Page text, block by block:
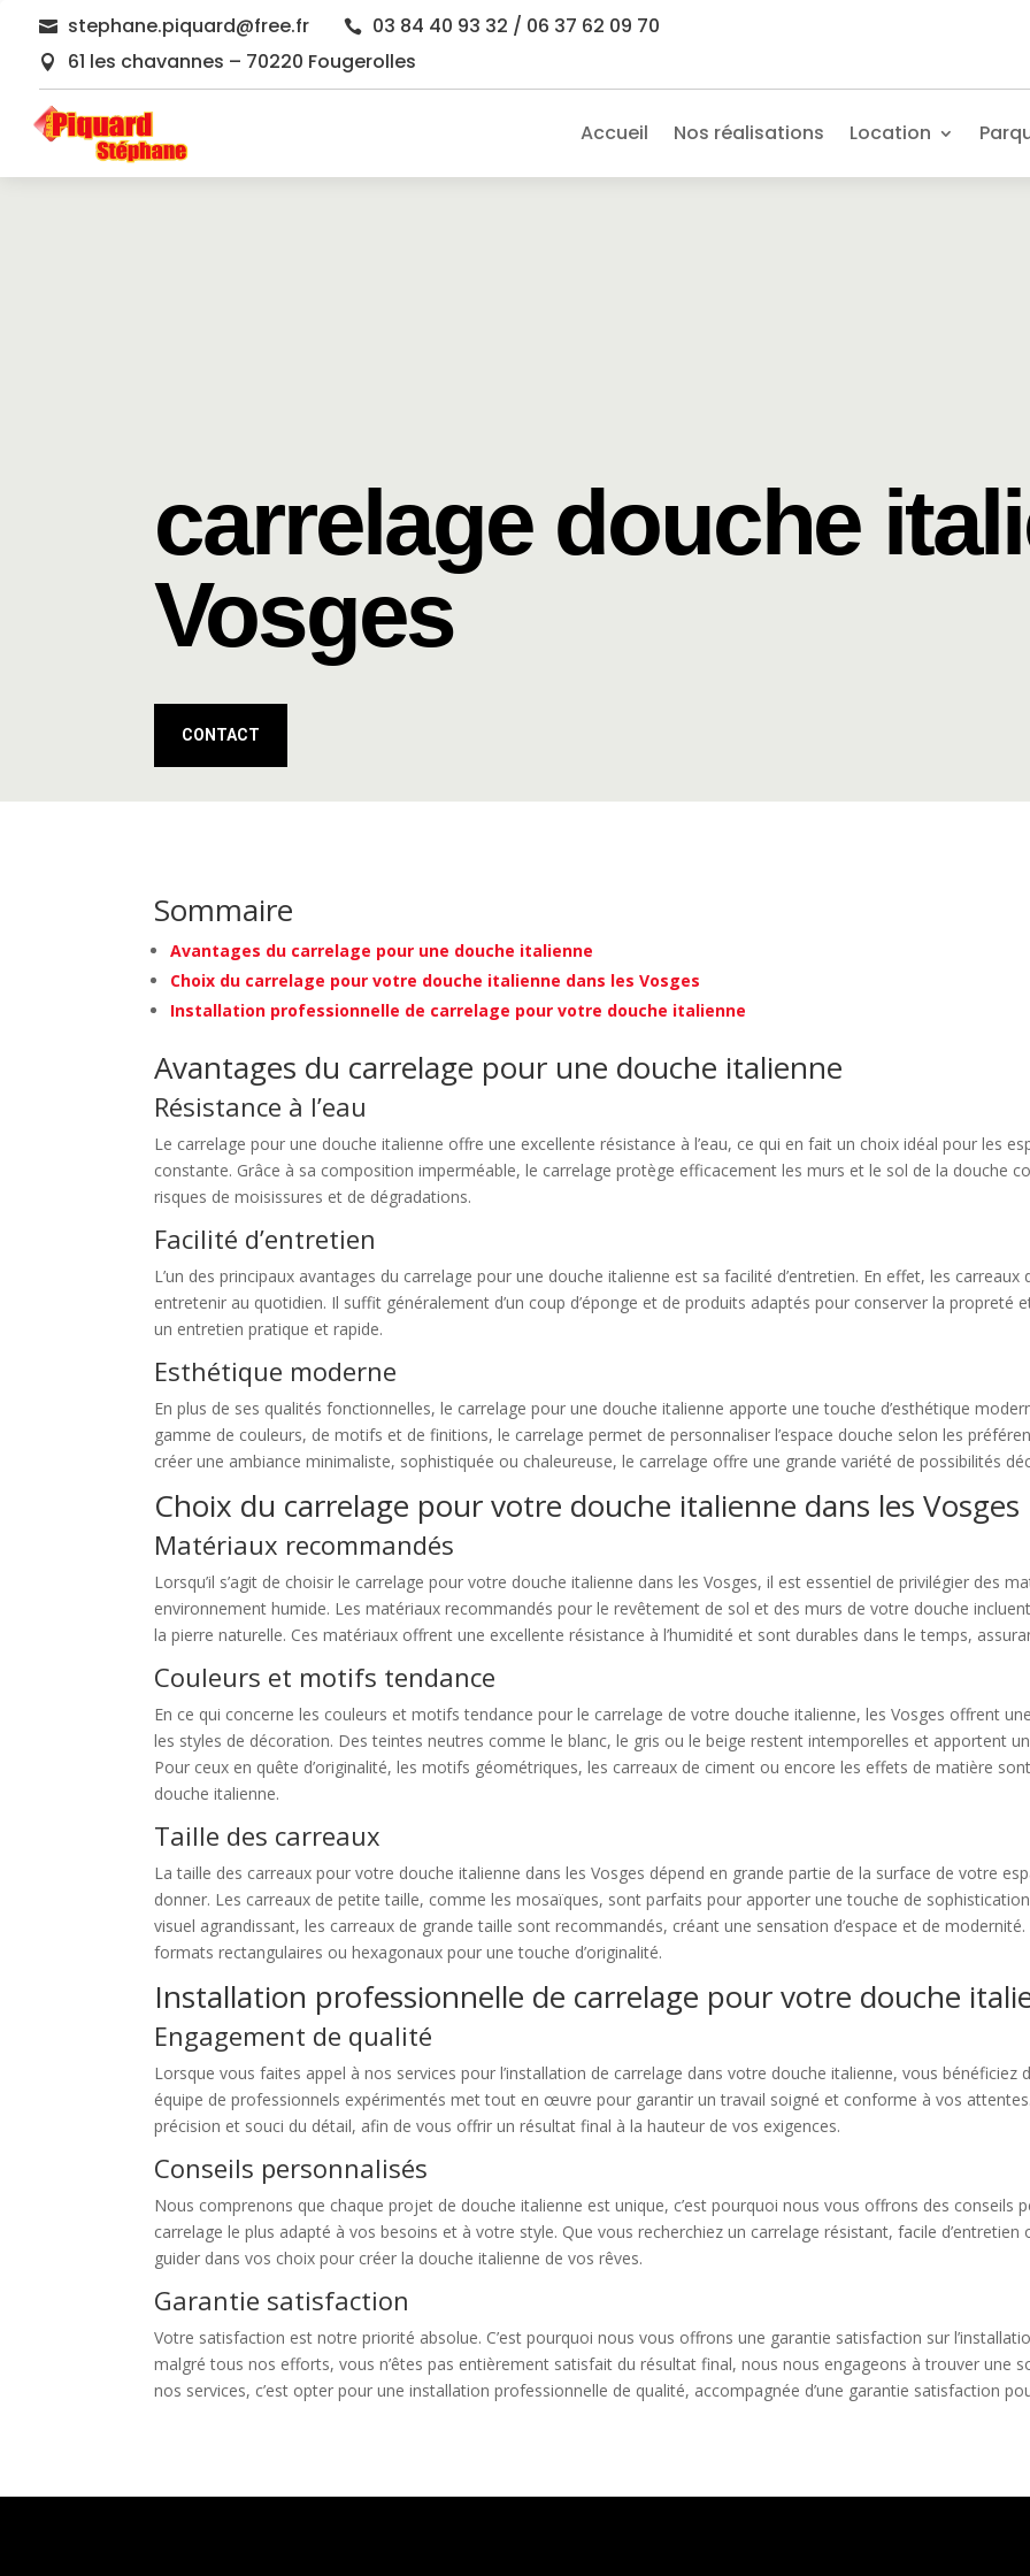
 stephane.piquard@free.fr  03 84 40 93 32 / 06 37 62 09 70
 61 les chavannes – 70220 Fougerolles
Accueil Nos réalisations Location
carrelage douche
Vosges
CONTACT
Sommaire
Avantages du carrelage pour une douche italienne
Choix du carrelage pour votre douche italienne dans les Vosges
Installation professionnelle de carrelage pour votre douche italienne
Avantages du carrelage pour une douche italienne
Résistance à l’eau
Le carrelage pour une douche italienne offre une excellente résistance à l’eau, ce qui en fait un choix idéal pour les
constante. Grâce à sa composition imperméable, le carrelage protège efficacement les murs et le sol de la douche
risques de moisissures et de dégradations.
Facilité d’entretien
L’un des principaux avantages du carrelage pour une douche italienne est sa facilité d’entretien. En effet, les
entretenir au quotidien. Il suffit généralement d’un coup d’éponge et de produits adaptés pour conserver la propreté
un entretien pratique et rapide.
Esthétique moderne
En plus de ses qualités fonctionnelles, le carrelage pour une douche italienne apporte une touche d’esthétique
gamme de couleurs, de motifs et de finitions, le carrelage permet de personnaliser l’espace douche selon les
créer une ambiance minimaliste, sophistiquée ou chaleureuse, le carrelage offre une grande variété de possibilités
Choix du carrelage pour votre douche italienne dans les Vosges
Matériaux recommandés
Lorsqu’il s’agit de choisir le carrelage pour votre douche italienne dans les Vosges, il est essentiel de privilégier des
environnement humide. Les matériaux recommandés pour le revêtement de sol et des murs de votre douche
la pierre naturelle. Ces matériaux offrent une excellente résistance à l’humidité et sont durables dans le temps,
Couleurs et motifs tendance
En ce qui concerne les couleurs et motifs tendance pour le carrelage de votre douche italienne, les Vosges offrent
les styles de décoration. Des teintes neutres comme le blanc, le gris ou le beige restent intemporelles et apportent
Pour ceux en quête d’originalité, les motifs géométriques, les carreaux de ciment ou encore les effets de matière
douche italienne.
Taille des carreaux
La taille des carreaux pour votre douche italienne dans les Vosges dépend en grande partie de la surface de votre
donner. Les carreaux de petite taille, comme les mosaïques, sont parfaits pour apporter une touche de
visuel agrandissant, les carreaux de grande taille sont recommandés, créant une sensation d’espace et de
formats rectangulaires ou hexagonaux pour une touche d’originalité.
Installation professionnelle de carrelage pour votre douche
Engagement de qualité
Lorsque vous faites appel à nos services pour l’installation de carrelage dans votre douche italienne, vous bénéficiez
équipe de professionnels expérimentés met tout en œuvre pour garantir un travail soigné et conforme à vos
précision et souci du détail, afin de vous offrir un résultat final à la hauteur de vos exigences.
Conseils personnalisés
Nous comprenons que chaque projet de douche italienne est unique, c’est pourquoi nous vous offrons des conseils
carrelage le plus adapté à vos besoins et à votre style. Que vous recherchiez un carrelage résistant, facile
guider dans vos choix pour créer la douche italienne de vos rêves.
Garantie satisfaction
Votre satisfaction est notre priorité absolue. C’est pourquoi nous vous offrons une garantie satisfaction sur
malgré tous nos efforts, vous n’êtes pas entièrement satisfait du résultat final, nous nous engageons à trouver une
nos services, c’est opter pour une installation professionnelle de qualité, accompagnée d’une garantie satisfaction